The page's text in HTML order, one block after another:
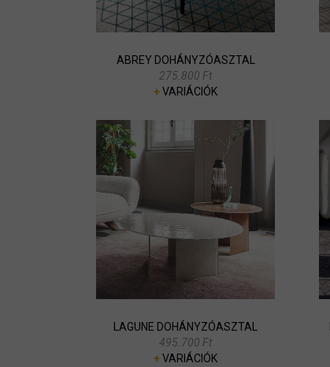
ABREY DOHÁNYZÓASZTAL
275.800 Ft
+VARIÁCIÓK
LAGUNE DOHÁNYZÓASZTAL
495.700 Ft
+VARIÁCIÓK